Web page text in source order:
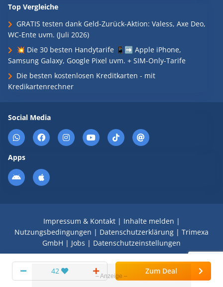
42 Zum Deal
Top Vergleiche
GRATIS testen dank Geld-Zurück-Aktion: Valess, Axe Deo,
WC-Ente uvm. (Juli 2026)
💥 Die 30 besten Handytarife 📱➡️ Apple iPhone,
Samsung Galaxy, Google Pixel uvm. + SIM-Only-Tarife
Die besten kostenlosen Kreditkarten - mit
Kredikartenrechner
Social Media
Apps
Impressum & Kontakt| Inhalte melden |
Nutzungsbedingungen | Datenschutzerklärung | Trimexa
GmbH | Jobs | Datenschutzeinstellungen
© 2008 - 2026 Schnäppchen Blog mit Doktortitel -
DealDoktor.de